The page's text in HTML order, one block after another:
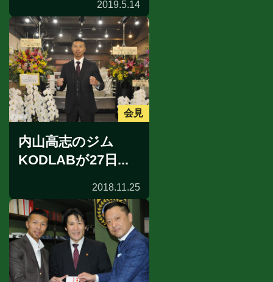
2019.5.14
会見
内山高志のジム
KODLABが27日...
2018.11.25